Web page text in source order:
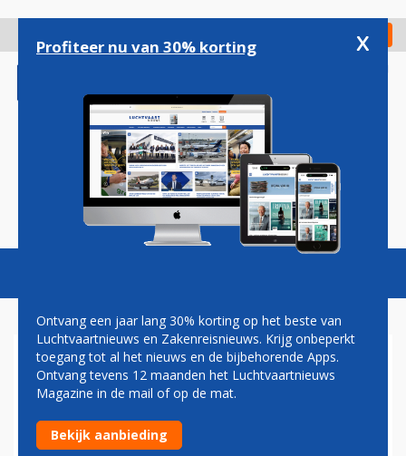
gaan
Check in
Magazine Podcasts Vacatures
KEROSINEPRIJS
Tickets bij Air France-KLM gratis te wijzigen om
klanten met brandstofstress over de streep te
Profiteer nu van 30% korting x
Ontvang een jaar lang 30% korting op het beste van
Luchtvaartnieuws en Zakenreisnieuws. Krijg onbeperkt
toegang tot al het nieuws en de bijbehorende Apps.
Ontvang tevens 12 maanden het Luchtvaartnieuws
Magazine in de mail of op de mat.
Bekijk aanbieding